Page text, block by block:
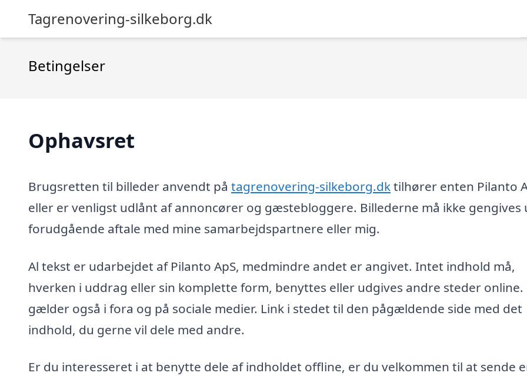
Tagrenovering-silkeborg.dk
Betingelser
Ophavsret
Brugsretten til billeder anvendt på tagrenovering-silkeborg.dktilhører enten Pilanto
eller er venligst udlånt af annoncører og gæstebloggere. Billederne må ikke gengives
forudgående aftale med mine samarbejdspartnere eller mig.
Al tekst er udarbejdet af Pilanto ApS, medmindre andet er angivet. Intet indhold må,
hverken i uddrag eller sin komplette form, benyttes eller udgives andre steder
gælder også i fora og på sociale medier. Link i stedet til den pågældende side med det
indhold, du gerne vil dele med andre.
Er du interesseret i at benytte dele af indholdet offline, er du velkommen til at sende